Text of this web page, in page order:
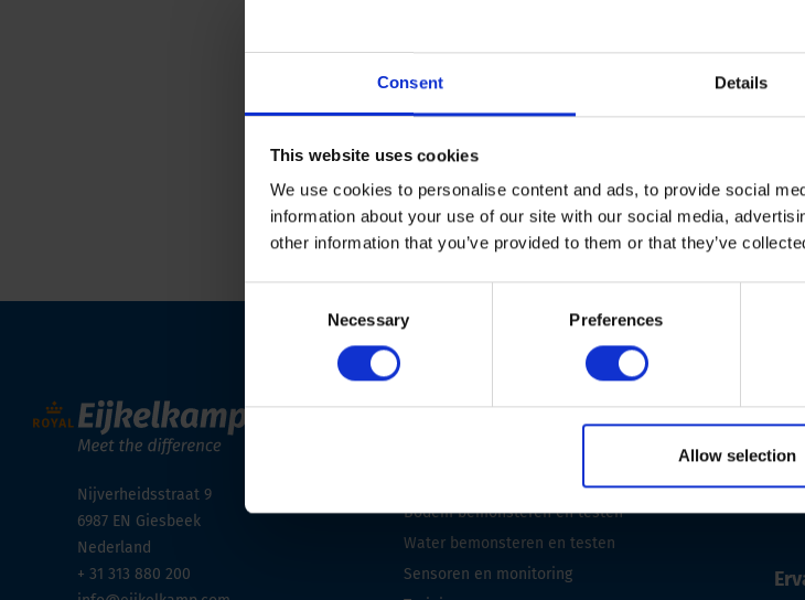
Consent Details
This website uses cookies
We use cookies to personalise content and ads, to provide social
information about your use of our site with our social media,
other information that you’ve provided to them or that they’ve
Necessary Preferences
Allow selection
Wij hanteren een doorlooptijd van gemiddeld 2 werkdagen
een doorlooptijd van gemiddeld 4 werkdagen tot wij uw
Terug naar overzicht
Nijverheidsstraat 9
6987 EN Giesbeek
Nederland
+ 31 313 880 200
Bodem bemonsteren en testen
Water bemonsteren en testen
Sensoren en monitoring